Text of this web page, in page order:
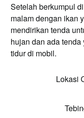
Setelah berkumpul
malam dengan ikan
mendirikan tenda
hujan dan ada
tidur di mobil.
Lokasi